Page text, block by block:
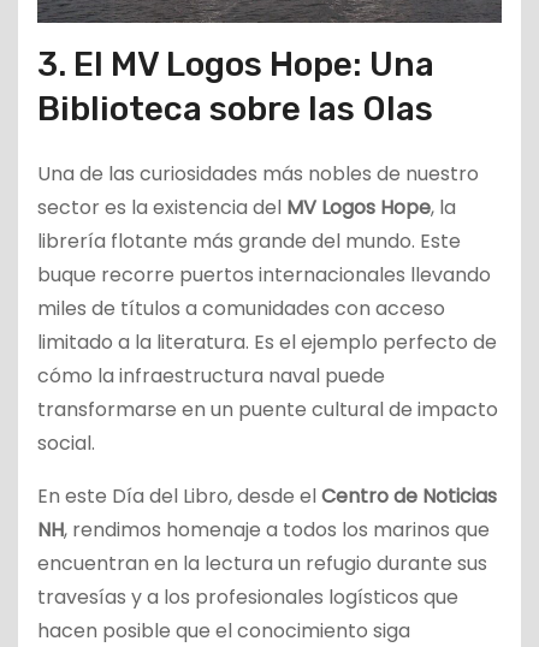
3. El MV Logos Hope: Una
Biblioteca sobre las Olas
Una de las curiosidades más nobles de nuestro
sector es la existencia del MV Logos Hope, la
librería flotante más grande del mundo. Este
buque recorre puertos internacionales llevando
miles de títulos a comunidades con acceso
limitado a la literatura. Es el ejemplo perfecto de
cómo la infraestructura naval puede
transformarse en un puente cultural de impacto
social.
En este Día del Libro, desde elCentro de Noticias
NH, rendimos homenaje a todos los marinos que
encuentran en la lectura un refugio durante sus
travesías y a los profesionales logísticos que
hacen posible que el conocimiento siga